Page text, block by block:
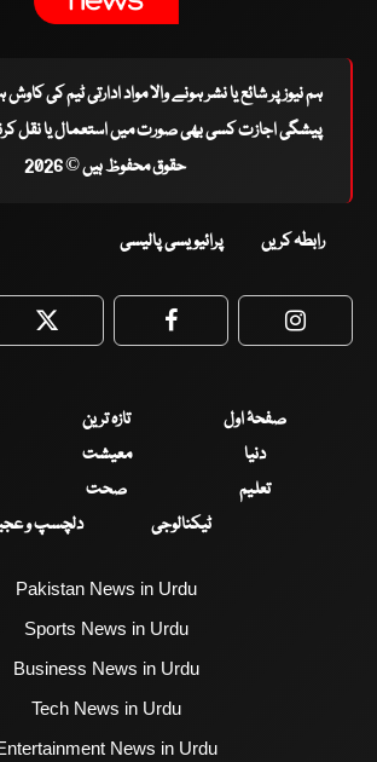
ہم نیوز پر شائع یا نشر ہونے والا مواد ادارتی ٹیم کی
پیشگی اجازت کسی بھی صورت میں استعمال یا نقل
حقوق محفوظ ہیں © 2026
رابطہ کریں پرائیویسی پالیسی
Twitter Facebook
صفحۂ اول تازہ ترین
دنیا
معیشت
تعلیم
صحت
ٹیکنالوجی
دلچسپ و
Pakistan News in Urdu
Sports News in Urdu
Business News in Urdu
Tech News in Urdu
News in Urdu